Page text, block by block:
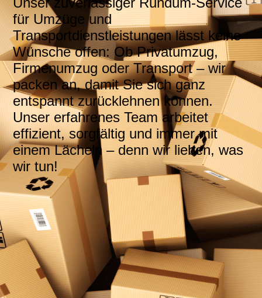
für Umzüge und
Transportdienstleistungen lässt keine
Wünsche offen: Ob Privatumzug,
Firmenumzug oder Transport – wir
packen an, damit Sie sich ganz
entspannt zurücklehnen können.
Unser erfahrenes Team arbeitet
effizient, sorgfältig und immer mit
einem Lächeln – denn wir lieben, was
wir tun!